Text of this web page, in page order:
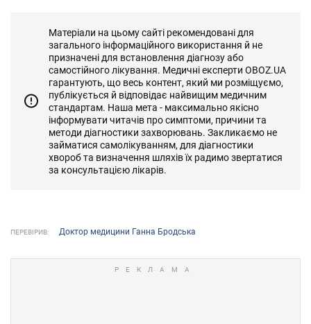
Матеріали на цьому сайті рекомендовані для
загального інформаційного використання й не
призначені для встановлення діагнозу або
самостійного лікування. Медичні експерти OBOZ.UA
гарантують, що весь контент, який ми розміщуємо,
публікується й відповідає найвищим медичним
стандартам. Наша мета - максимально якісно
інформувати читачів про симптоми, причини та
методи діагностики захворювань. Закликаємо не
займатися самолікуванням, для діагностики
хвороб та визначення шляхів їх радимо звертатися
за консультацією лікарів.
ПЕРЕВІРИВ: Доктор медицини Ганна Бродська